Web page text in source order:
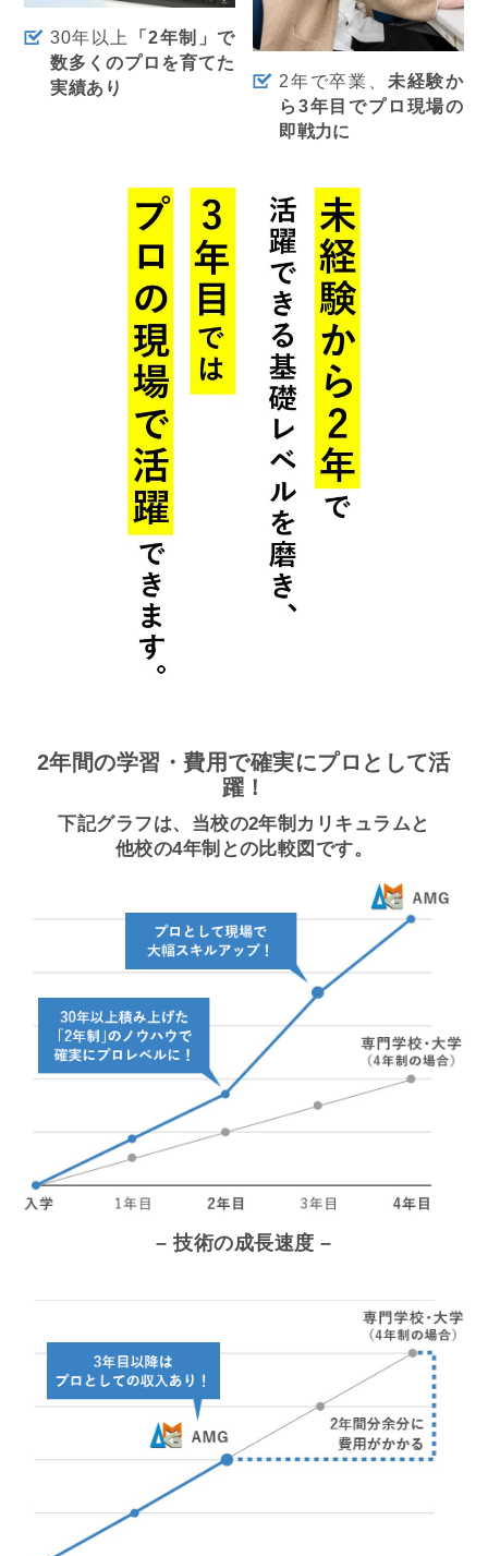
30年以上
「2年制」で
数多くのプロを育てた
実績あり
2年で卒業、 未経験か
ら3年目でプロ現場の
即戦力に
2年間の学習・費用で確実にプロとして活
躍！
下記グラフは、当校の2年制カリキュラムと
他校の4年制との比較図です。
– 技術の成長速度 –